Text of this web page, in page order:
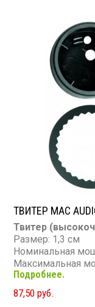
ТВИТЕР MAC
Твитер
Размер: 1,3 см
Номинальная
Максимальная
Диапазон частот:
Сопротивление: 4
Подробнее.
87,50 руб.